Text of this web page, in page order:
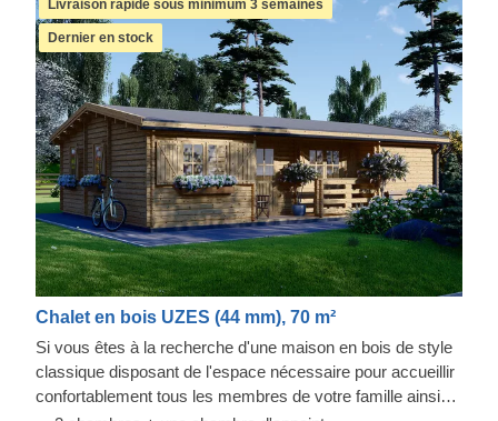
Livraison rapide sous minimum 3 semaines
Dernier en stock
Chalet en bois UZES (44 mm), 70 m²
Si vous êtes à la recherche d'une maison en bois de style
classique disposant de l'espace nécessaire pour accueillir
confortablement tous les membres de votre famille ainsi